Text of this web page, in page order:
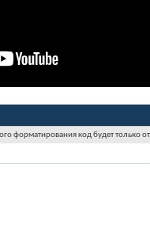
форматирования код будет только